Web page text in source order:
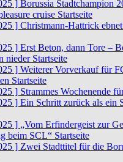
] Borussia Stadtchampion
cruise Startseite
] Christmann-Hattrick
] Erst Beton, dann Tore –
nieder Startseite
] Weiterer Vorverkauf für
Startseite
] Strammes Wochenende
] Ein Schritt zurück als ein
] „Vom Erfindergeist zur
beim SCL“ Startseite
] Zwei Stadttitel für die